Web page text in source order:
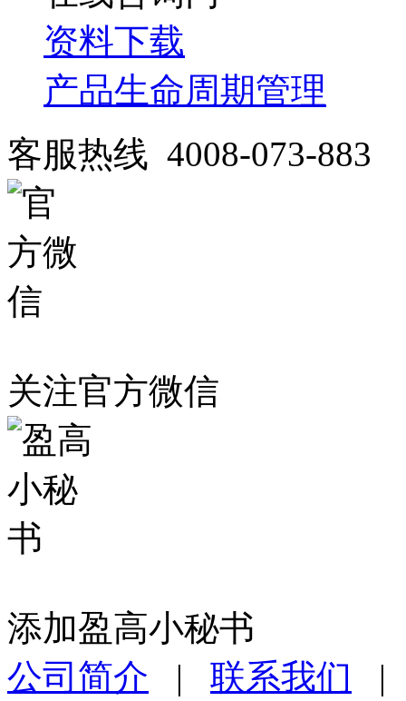
资料下载
产品生命周期管理
客服热线 4008-073-883
关注官方微信
添加盈高小秘书
公司简介 | 联系我们